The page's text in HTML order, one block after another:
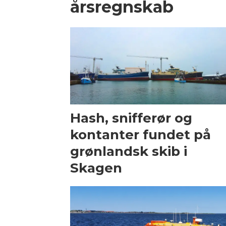
årsregnskab
Hash, snifferør og
kontanter fundet på
grønlandsk skib i
Skagen